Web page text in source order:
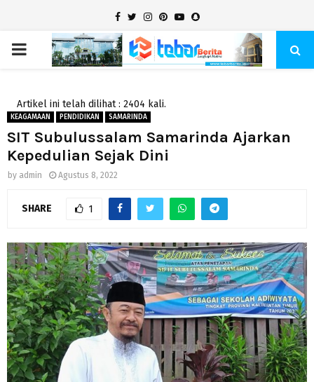
Facebook
TwitterInstagram
Pinterest
YoutubeSnapchat
PRIMARY
Artikel ini telah dilihat : 2404 kali.
KEAGAMAAN PENDIDIKAN SAMARINDA
SIT Subulussalam Samarinda Ajarkan
Kepedulian Sejak Dini
by admin Agustus 8, 2022
SHARE 1